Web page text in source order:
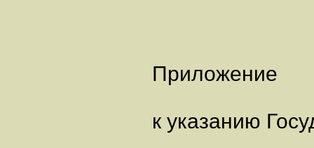
Приложение
к указанию